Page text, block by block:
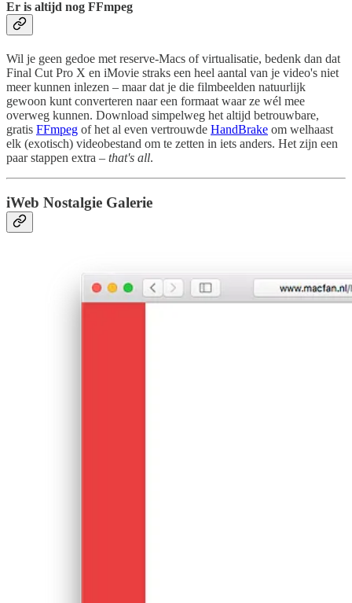
Er is altijd nog FFmpeg
Wil je geen gedoe met reserve-Macs of virtualisatie, bedenk dan dat
Final Cut Pro X en iMovie straks een heel aantal van je video's niet
meer kunnen inlezen – maar dat je die filmbeelden natuurlijk
gewoon kunt converteren naar een formaat waar ze wél mee
overweg kunnen. Download simpelweg het altijd betrouwbare,
gratis FFmpeg of het al even vertrouwde HandBrake om welhaast
elk (exotisch) videobestand om te zetten in iets anders. Het zijn een
paar stappen extra – that's all.
iWeb Nostalgie Galerie